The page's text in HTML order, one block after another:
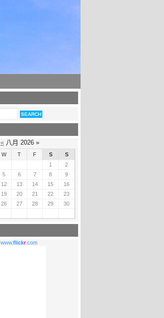
« 八月 2026 »
W T F S
S
1
2
5 6 7 8
9
12 13 14 15
16
19 20 21 22
23
26 27 28 29
30
www.flickr.com